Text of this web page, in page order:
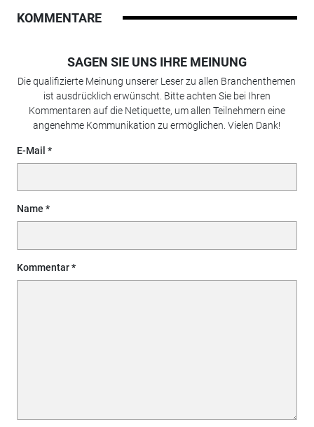
KOMMENTARE
SAGEN SIE UNS IHRE MEINUNG
Die qualifizierte Meinung unserer Leser zu allen Branchenthemen
ist ausdrücklich erwünscht. Bitte achten Sie bei Ihren
Kommentaren auf die Netiquette, um allen Teilnehmern eine
angenehme Kommunikation zu ermöglichen. Vielen Dank!
E-Mail
Name
Kommentar